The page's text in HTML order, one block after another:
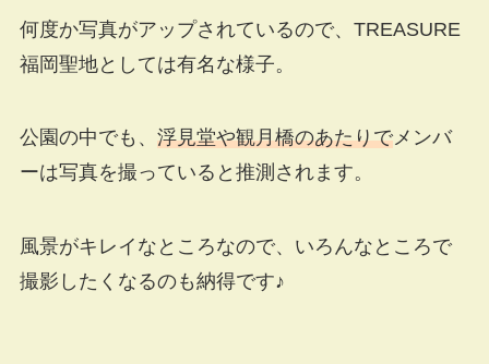
何度か写真がアップされているので、TREASURE
福岡聖地としては有名な様子。
公園の中でも、 浮見堂や観月橋のあたりでメンバ
ーは写真を撮っていると推測されます。
風景がキレイなところなので、いろんなところで
撮影したくなるのも納得です♪